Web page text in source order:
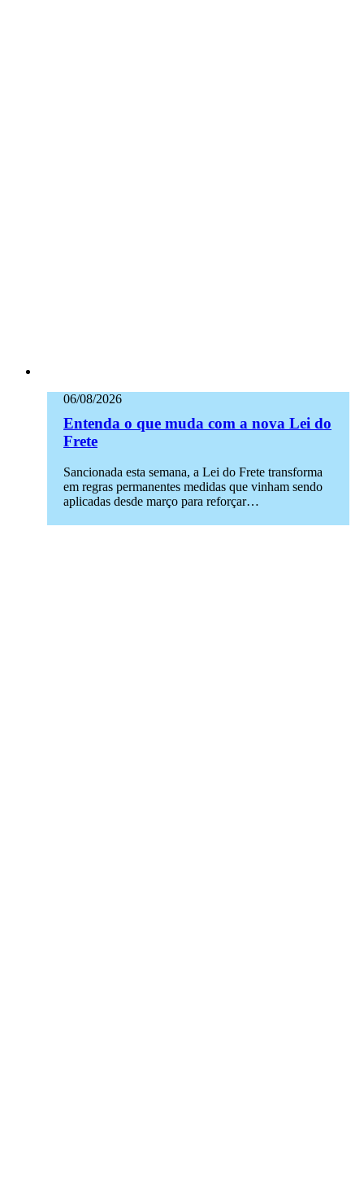
06/08/2026
Entenda o que muda com a nova Lei do
Frete
Sancionada esta semana, a Lei do Frete transforma
em regras permanentes medidas que vinham sendo
aplicadas desde março para reforçar…